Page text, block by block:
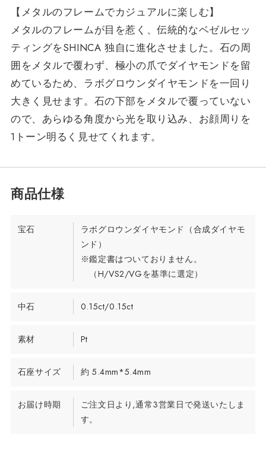
【メタルのフレームでカジュアルに楽しむ】
メタルのフレームが目を惹く、伝統的なベゼルセッ
ティングをSHINCA 独自に進化させました。石の周
囲をメタルで覆わず、極小の爪でダイヤモンドを留
めているため、ラボグロウンダイヤモンドを一回り
大きく見せます。石の下部をメタルで覆っていない
ので、あらゆる角度から光を取り込み、お顔周りを
1トーン明るく見せてくれます。
宝石
ラボグロウンダイヤモンド（合成ダイヤモ
ンド）
※鑑定書はついておりません。
（H/VS2/VGを基準に選定）
中石 0.15ct/0.15ct
素材 Pt
石座サイズ 約 5.4mm*5.4mm
お届け時期
ご注文日より,通常3営業日で発送いたしま
す。